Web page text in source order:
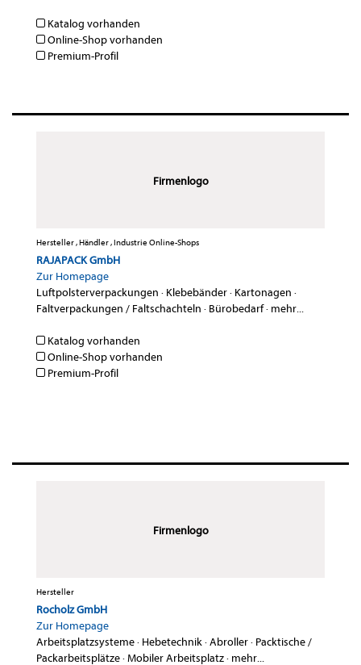
Katalog vorhanden
Online-Shop vorhanden
Premium-Profil
Firmenlogo
Hersteller , Händler , Industrie Online-Shops
RAJAPACK GmbH
Zur Homepage
Luftpolsterverpackungen · Klebebänder· Kartonagen ·
Faltverpackungen / Faltschachteln · Bürobedarf· mehr...
Katalog vorhanden
Online-Shop vorhanden
Premium-Profil
Firmenlogo
Hersteller
Rocholz GmbH
Zur Homepage
Arbeitsplatzsysteme· Hebetechnik·Abroller· Packtische /
Packarbeitsplätze·Mobiler Arbeitsplatz· mehr...